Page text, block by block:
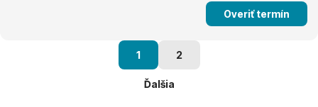
Overiť termín
1 2
Ďalšia